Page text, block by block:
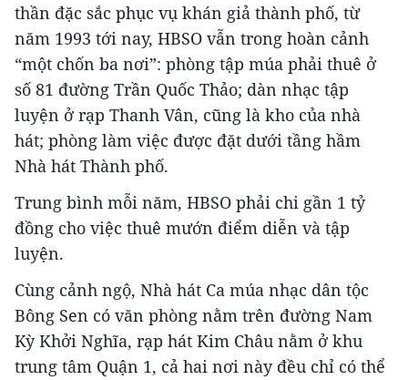
thần đặc sắc phục vụ khán giả thành phố, từ
năm 1993 tới nay, HBSO vẫn trong hoàn cảnh
“một chốn ba nơi”: phòng tập múa phải thuê ở
số 81 đường Trần Quốc Thảo; dàn nhạc tập
luyện ở rạp Thanh Vân, cũng là kho của nhà
hát; phòng làm việc được đặt dưới tầng hầm
Nhà hát Thành phố.
Trung bình mỗi năm, HBSO phải chi gần 1 tỷ
đồng cho việc thuê mướn điểm diễn và tập
luyện.
Cùng cảnh ngộ, Nhà hát Ca múa nhạc dân tộc
Bông Sen có văn phòng nằm trên đường Nam
Kỳ Khởi Nghĩa, rạp hát Kim Châu nằm ở khu
trung tâm Quận 1, cả hai nơi này đều chỉ có thể